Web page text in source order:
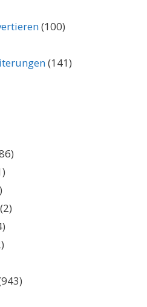
(100)
(141)
(2)